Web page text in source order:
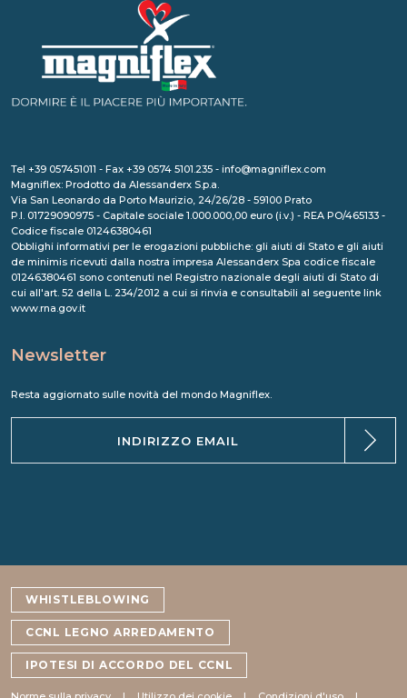
Tel +39 057451011 - Fax +39 0574 5101.235 - info@magniflex.com
Magniflex: Prodotto da Alessanderx S.p.a.
Via San Leonardo da Porto Maurizio, 24/26/28 - 59100 Prato
P.I. 01729090975 - Capitale sociale 1.000.000,00 euro (i.v.) - REA PO/465133 -
Codice fiscale 01246380461
Obblighi informativi per le erogazioni pubbliche: gli aiuti di Stato e gli aiuti
de minimis ricevuti dalla nostra impresa Alessanderx Spa codice fiscale
01246380461 sono contenuti nel Registro nazionale degli aiuti di Stato di
cui all'art. 52 della L. 234/2012 a cui si rinvia e consultabili al seguente link
www.rna.gov.it
Newsletter
Resta aggiornato sulle novità del mondo Magniflex.
WHISTLEBLOWING
CCNL LEGNO ARREDAMENTO
IPOTESI DI ACCORDO DEL CCNL